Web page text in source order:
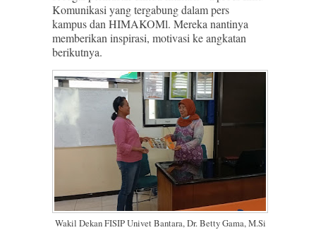
Komunikasi yang tergabung dalam pers
kampus dan HIMAKOMl. Mereka nantinya
memberikan inspirasi, motivasi ke angkatan
berikutnya.
Wakil Dekan FISIP Univet Bantara, Dr. Betty Gama, M.Si